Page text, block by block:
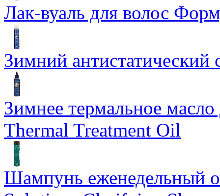
Лак-вуаль для волос
Зимний
Зимнее термальное
Thermal Treatment Oil
Шампунь еженедельный